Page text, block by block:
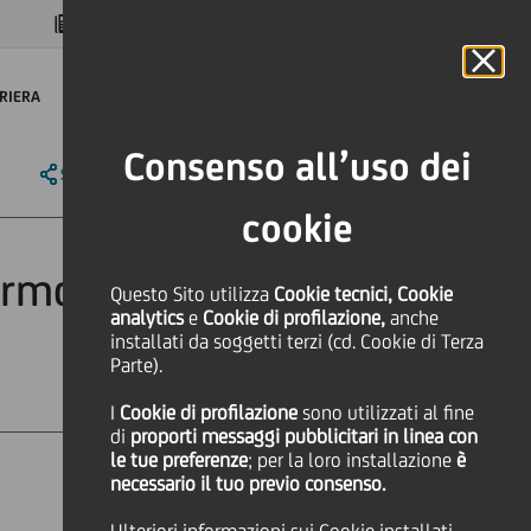
Consenso all’uso dei
cookie
Questo Sito utilizza Cookie tecnici, Cookie
analyticse Cookie di profilazione, anche
installati da soggetti terzi (cd. Cookie di Terza
Parte).
I Cookie di profilazione sono utilizzati al fine
di proporti messaggi pubblicitari in linea con
le tue preferenze; per la loro installazione è
necessario il tuo previo consenso.
SHARE PRINT SEND
della
Cultura & società